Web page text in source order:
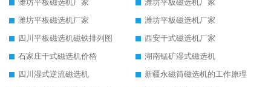
潍坊平板磁选机厂家
潍坊平板磁选机厂家
潍坊平板磁选机厂家
潍坊平板磁选机厂家
四川平板磁选机磁铁排列图
西安干式磁选机厂家
石家庄干式磁选机价格
湖南锰矿湿式磁选机
四川湿式逆流磁选机
新疆永磁筒磁选机的工作原理